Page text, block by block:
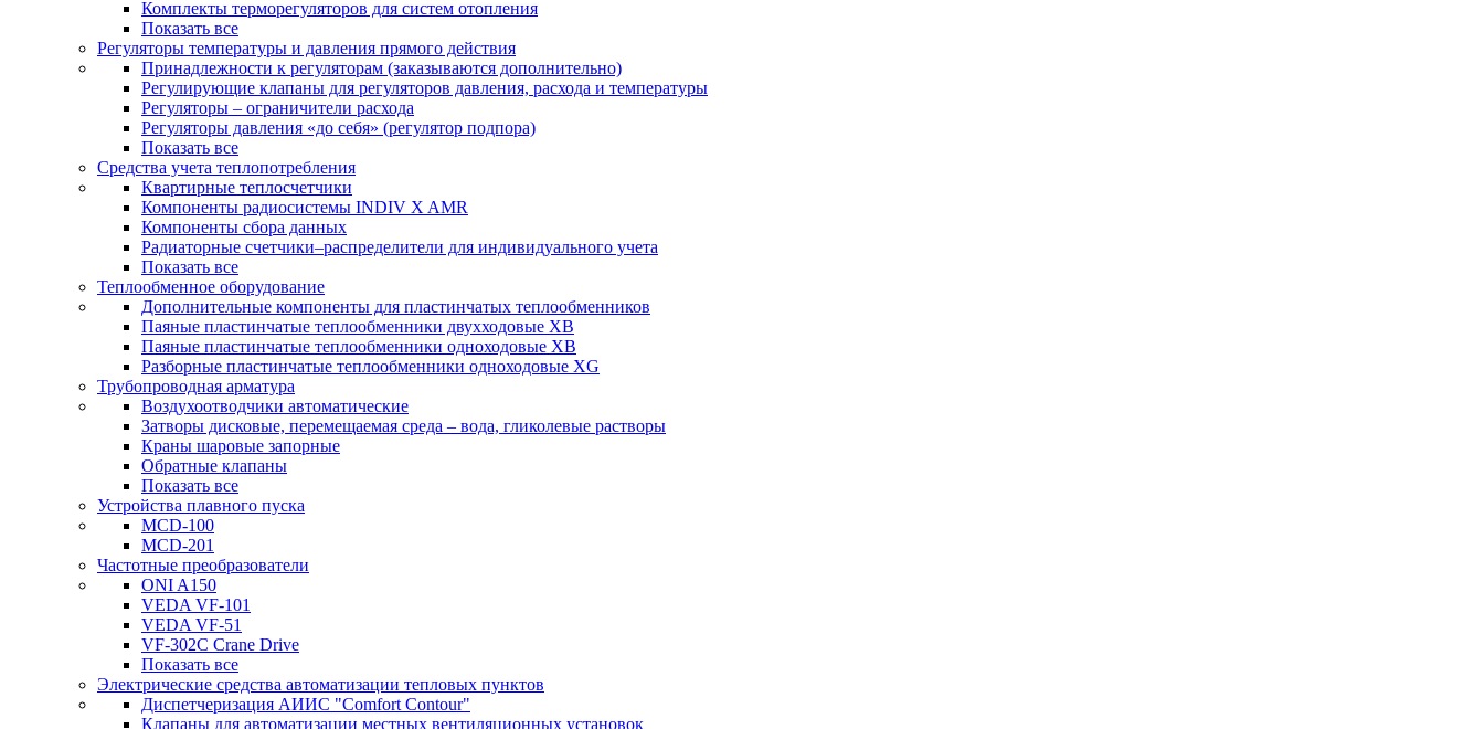
Комплекты терморегуляторов для систем отопления
Показать все
Регуляторы температуры и давления прямого действия
Принадлежности к регуляторам (заказываются дополнительно)
Регулирующие клапаны для регуляторов давления, расхода и температуры
Регуляторы – ограничители расхода
Регуляторы давления «до себя» (регулятор подпора)
Показать все
Средства учета теплопотребления
Квартирные теплосчетчики
Компоненты радиосистемы INDIV X AMR
Компоненты сбора данных
Радиаторные счетчики–распределители для индивидуального учета
Показать все
Теплообменное оборудование
Дополнительные компоненты для пластинчатых теплообменников
Паяные пластинчатые теплообменники двухходовые XB
Паяные пластинчатые теплообменники одноходовые ХВ
Разборные пластинчатые теплообменники одноходовые ХG
Трубопроводная арматура
Воздухоотводчики автоматические
Затворы дисковые, перемещаемая среда – вода, гликолевые растворы
Краны шаровые запорные
Обратные клапаны
Показать все
Устройства плавного пуска
MCD-100
MCD-201
Частотные преобразователи
ONI A150
VEDA VF-101
VEDA VF-51
VF-302C Crane Drive
Показать все
Электрические средства автоматизации тепловых пунктов
Диспетчеризация АИИС "Comfort Contour"
Клапаны для автоматизации местных вентиляционных установок